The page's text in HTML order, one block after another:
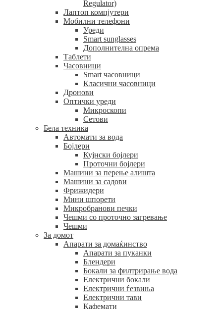
Regulator)
Лаптоп компјутери
Мобилни телефони
Уреди
Smart sunglasses
Дополнителна опрема
Таблети
Часовници
Smart часовници
Класични часовници
Дронови
Оптички уреди
Микроскопи
Сетови
Бела техника
Автомати за вода
Бојлери
Кујнски бојлери
Проточни бојлери
Машини за перење алишта
Машини за садови
Фрижидери
Мини шпорети
Микробранови печки
Чешми со проточно загревање
Чешми
За домот
Апарати за домаќинство
Апарати за пуканки
Блендери
Бокали за филтрирање вода
Електрични бокали
Електрични ѓезвиња
Електрични тави
Кафемати